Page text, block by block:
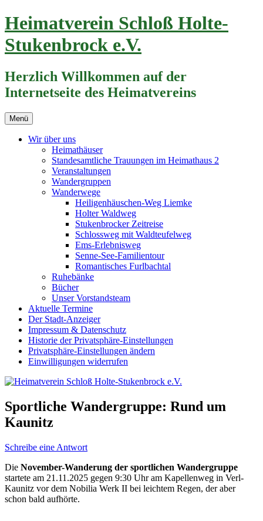
Zum
Inhalt
springen
Heimatverein Schloß Holte-
Stukenbrock e.V.
Herzlich Willkommen auf der
Internetseite des Heimatvereins
Menü
Wir über uns
Heimathäuser
Standesamtliche Trauungen im Heimathaus 2
Veranstaltungen
Wandergruppen
Wanderwege
Heiligenhäuschen-Weg Liemke
Holter Waldweg
Stukenbrocker Zeitreise
Schlossweg mit Waldteufelweg
Ems-Erlebnisweg
Senne-See-Familientour
Romantisches Furlbachtal
Ruhebänke
Bücher
Unser Vorstandsteam
Aktuelle Termine
Der Stadt-Anzeiger
Impressum & Datenschutz
Historie der Privatsphäre-Einstellungen
Privatsphäre-Einstellungen ändern
Einwilligungen widerrufen
Sportliche Wandergruppe: Rund um
Kaunitz
Schreibe eine Antwort
Die November-Wanderung der sportlichen Wandergruppe
startete am 21.11.2025 gegen 9:30 Uhr am Kapellenweg in Verl-
Kaunitz vor dem Nobilia Werk II bei leichtem Regen, der aber
schon bald aufhörte.